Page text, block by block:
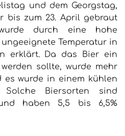
und dem Georgstag,
bis zum 23. April gebraut
durch eine hohe
Temperatur in
erklärt. Da das Bier ein
sollte, wurde mehr
wurde in einem kühlen
Solche Biersorten sind
haben 5,5 bis 6,5%